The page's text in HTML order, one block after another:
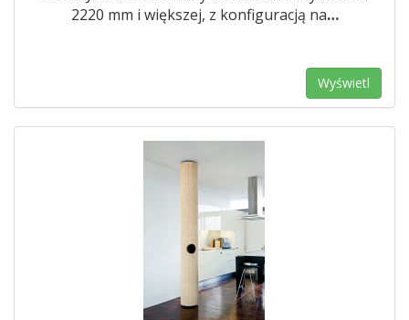
2220 mm i większej, z konfiguracją na…
Wyświetl